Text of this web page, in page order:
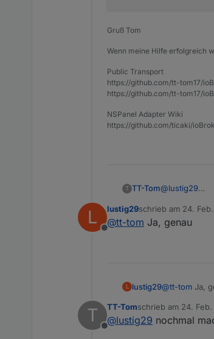
Gruß Tom
Wenn meine Hilfe erfolgreich
Public Transport
https://github.com/tt-tom17/
https://github.com/tt-tom17/
NSPanel Adapter Wiki
https://github.com/ticaki/
T TT-Tom@lustig29
L
Offline
lustig29schrieb am 24.
zuletzt editiert von
@tt-tom Ja, genau
L lustig29@tt-tom Ja,
T
Offline
TT-Tomschrieb am 24.
zuletzt editiert von
@lustig29 nochmal